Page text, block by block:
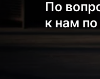
По
к нам